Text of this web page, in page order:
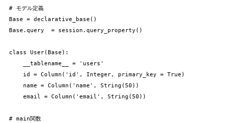
# モデル定義
Base = declarative_base()
Base.query  = session.query_property()
class User(Base):
# main関数